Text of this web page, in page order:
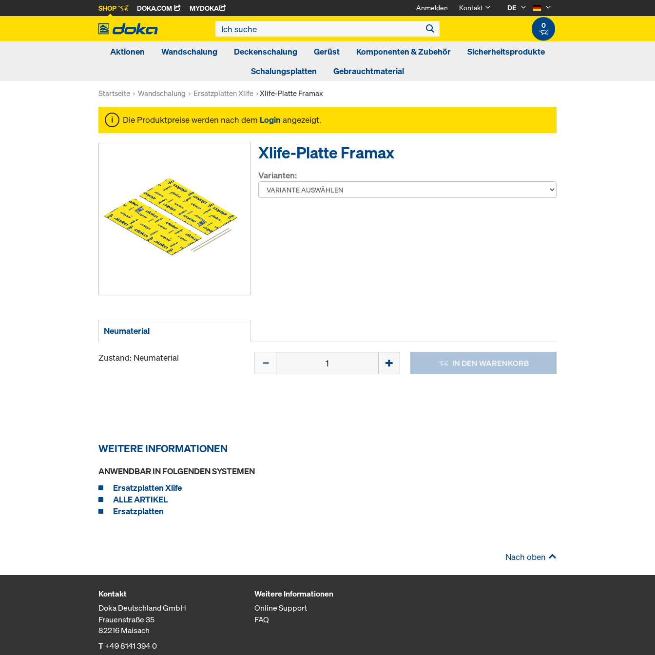
SHOP DOKA.COM MYDOKA Anmelden Kontakt
DE
0
Aktionen Wandschalung Deckenschalung Gerüst Komponenten & Zubehör
Sicherheitsprodukte
Schalungsplatten
Gebrauchtmaterial
Startseite Wandschalung Ersatzplatten Xlife Xlife-Platte Framax
Die Produktpreise werden nach dem Login angezeigt.
Xlife-Platte Framax
Varianten:
Neumaterial
Zustand: Neumaterial IN DEN WARENKORB
WEITERE INFORMATIONEN
ANWENDBAR IN FOLGENDEN SYSTEMEN
Ersatzplatten Xlife
ALLE ARTIKEL
Ersatzplatten
Nach oben
Kontakt
Doka Deutschland GmbH
Frauenstraße 35
82216 Maisach
T+49 8141 394 0
Weitere Informationen
Online Support
FAQ